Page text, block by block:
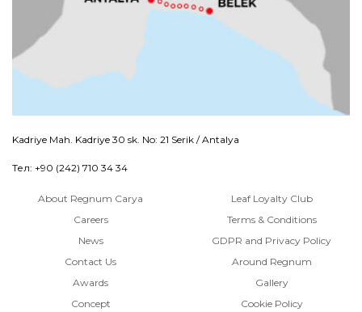
Kadriye Mah. Kadriye 30 sk. No: 21 Serik / Antalya
Тел: +90 (242) 710 34 34
About Regnum Carya
Careers
News
Contact Us
Awards
Concept
Leaf Loyalty Club
Terms & Conditions
GDPR and Privacy Policy
Around Regnum
Gallery
Cookie Policy